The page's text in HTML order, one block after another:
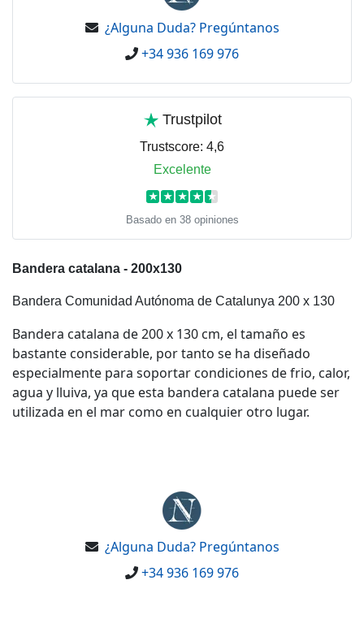
¿Alguna Duda? Pregúntanos
+34 936 169 976
Trustpilot
Trustscore: 4,6
Excelente
★ ★ ★ ★ ★
Basado en 38 opiniones
Bandera catalana - 200x130
Bandera Comunidad Autónoma de Catalunya 200 x 130
Bandera catalana de 200 x 130 cm, el tamaño es
bastante considerable, por tanto se ha diseñado
especialmente para soportar condiciones de frio, calor,
agua y lluiva, ya que esta bandera catalana puede ser
utilizada en el mar como en cualquier otro lugar.
¿Alguna Duda? Pregúntanos
+34 936 169 976